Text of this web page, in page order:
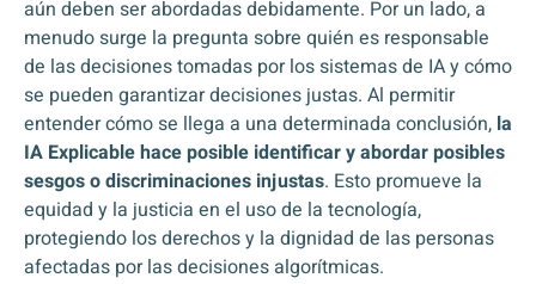
aún deben ser abordadas debidamente. Por un lado, a
menudo surge la pregunta sobre quién es responsable
de las decisiones tomadas por los sistemas de IA y cómo
se pueden garantizar decisiones justas. Al permitir
entender cómo se llega a una determinada conclusión, la
IA Explicable hace posible identificar y abordar posibles
sesgos o discriminaciones injustas. Esto promueve la
equidad y la justicia en el uso de la tecnología,
protegiendo los derechos y la dignidad de las personas
afectadas por las decisiones algorítmicas.